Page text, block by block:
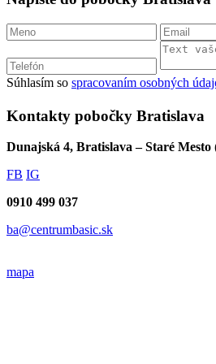
Súhlasím so spracovaním osobných
Kontakty pobočky Bratislava
Dunajská 4, Bratislava – Staré Mesto
FB IG
0910 499 037
ba@centrumbasic.sk
mapa